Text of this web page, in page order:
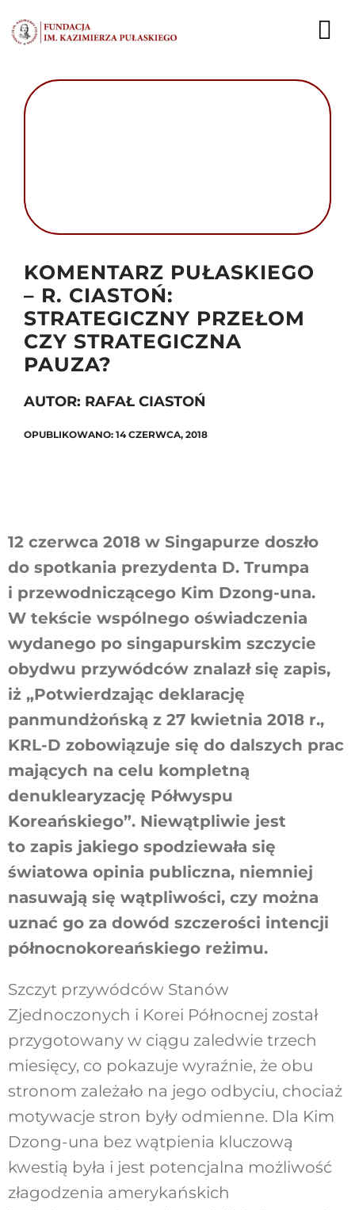
do
zawartości
KONTAKT
KOMENTARZ PUŁASKIEGO
– R. CIASTOŃ:
STRATEGICZNY PRZEŁOM
CZY STRATEGICZNA
PAUZA?
AUTOR: RAFAŁ CIASTOŃ
OPUBLIKOWANO: 14 CZERWCA, 2018
12 czerwca 2018 w Singapurze doszło
do spotkania prezydenta D. Trumpa
i przewodniczącego Kim Dzong-una.
W tekście wspólnego oświadczenia
wydanego po singapurskim szczycie
obydwu przywódców znalazł się zapis,
iż „Potwierdzając deklarację
panmundżońską z 27 kwietnia 2018 r.,
KRL-D zobowiązuje się do dalszych prac
mających na celu kompletną
denuklearyzację Półwyspu
Koreańskiego”. Niewątpliwie jest
to zapis jakiego spodziewała się
światowa opinia publiczna, niemniej
nasuwają się wątpliwości, czy można
uznać go za dowód szczerości intencji
północnokoreańskiego reżimu.
Szczyt przywódców Stanów
Zjednoczonych i Korei Północnej został
przygotowany w ciągu zaledwie trzech
miesięcy, co pokazuje wyraźnie, że obu
stronom zależało na jego odbyciu, chociaż
motywacje stron były odmienne. Dla Kim
Dzong-una bez wątpienia kluczową
kwestią była i jest potencjalna możliwość
złagodzenia amerykańskich